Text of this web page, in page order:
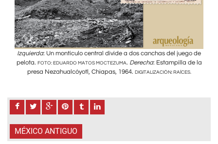
Izquierda: Un montículo central divide a dos canchas del juego de
pelota. FOTO: EDUARDO MATOS MOCTEZUMA. Derecha: Estampilla de la
presa Nezahualcóyotl, Chiapas, 1964. DIGITALIZACIÓN: RAÍCES.
MÉXICO ANTIGUO